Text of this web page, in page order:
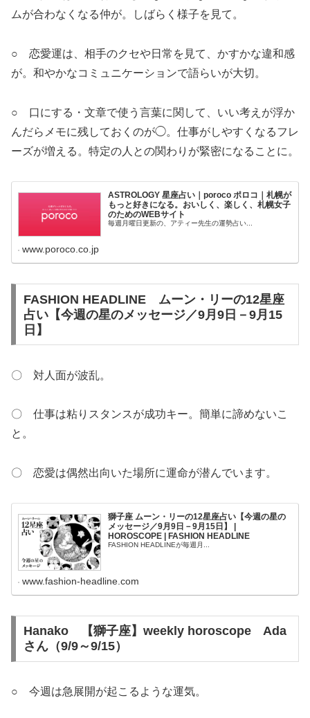
ムが合わなくなる仲が。しばらく様子を見て。
○ 恋愛運は、相手のクセや日常を見て、かすかな違和感
が。和やかなコミュニケーションで語らいが大切。
○ 口にする・文章で使う言葉に関して、いい考えが浮か
んだらメモに残しておくのが◯。仕事がしやすくなるフレ
ーズが増える。特定の人との関わりが緊密になることに。
ASTROLOGY 星座占い｜poroco ポロコ｜札幌が
もっと好きになる。おいしく、楽しく、札幌女子
のためのWEBサイト
毎週月曜日更新の、アティー先生の運勢占い...
www.poroco.co.jp
FASHION HEADLINE ムーン・リーの12星座
占い【今週の星のメッセージ／9月9日－9月15
日】
〇 対人面が波乱。
〇 仕事は粘りスタンスが成功キー。簡単に諦めないこ
と。
〇 恋愛は偶然出向いた場所に運命が潜んでいます。
獅子座 ムーン・リーの12星座占い【今週の星の
メッセージ／9月9日－9月15日】 |
HOROSCOPE | FASHION HEADLINE
FASHION HEADLINEが毎週月...
www.fashion-headline.com
Hanako 【獅子座】weekly horoscope Ada
さん（9/9～9/15）
○ 今週は急展開が起こるような運気。